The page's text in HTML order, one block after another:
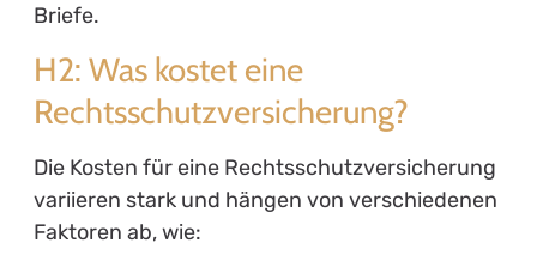
Briefe.
H2: Was kostet eine
Rechtsschutzversicherung?
Die Kosten für eine Rechtsschutzversicherung
variieren stark und hängen von verschiedenen
Faktoren ab, wie: